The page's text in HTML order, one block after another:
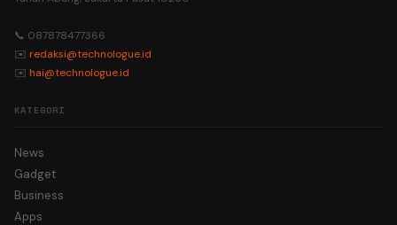
📞 087878477366
✉️ redaksi@technologue.id
✉️ hai@technologue.id
KATEGORI
News
Gadget
Business
Apps